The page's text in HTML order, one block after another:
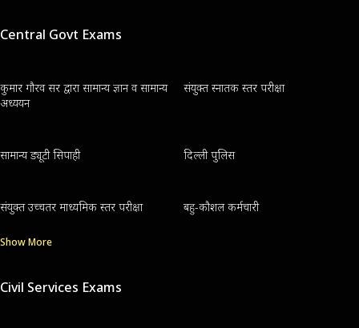
Central Govt Exams
कुमार गौरव सर द्वारा सामान्य ज्ञान व सामान्य
अध्ययन
संयुक्त स्नातक स्तर परीक्षा
सामान्य ड्यूटी सिपाही दिल्ली पुलिस
संयुक्त उच्चतर माध्यमिक स्तर परीक्षा बहु-कौशल कर्मचारी
Show More
Civil Services Exams